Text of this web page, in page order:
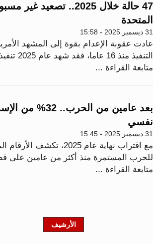
47 حالة خلال 2025..
المتحدة
31 ديسمبر 2025 - 15:58
عادت عقوبة الإعدام بقوة إلى المشهد
التنفيذ منذ 16 عاما، فقد شهد عام 2025 تنفيذ 47 عمل...
متابعة القراءة ...
بعد عامين من
نفسي
31 ديسمبر 2025 - 15:45
مع اقتراب نهاية عام
للحرب المستمرة منذ أكثر من عامين على
متابعة القراءة ...
الأرشيف